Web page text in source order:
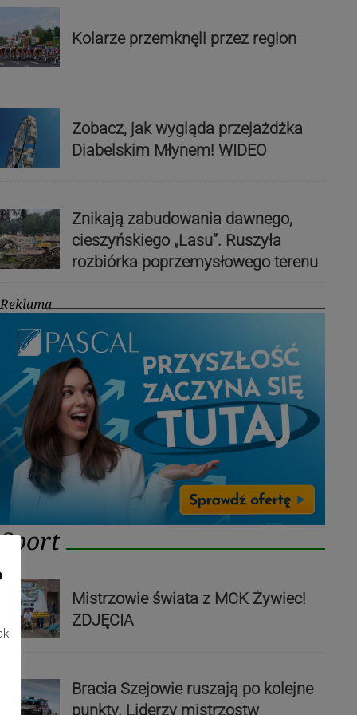
Kolarze przemknęli przez region
Zobacz, jak wygląda przejażdżka
Diabelskim Młynem! WIDEO
Znikają zabudowania dawnego,
cieszyńskiego „Lasu”. Ruszyła
rozbiórka poprzemysłowego terenu
Reklama
Sport
Mistrzowie świata z MCK Żywiec!
ZDJĘCIA
Bracia Szejowie ruszają po kolejne
punkty. Liderzy mistrzostw